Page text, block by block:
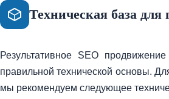
Техническая база
Результативное SEO
правильной технической основы.
мы рекомендуем следующее